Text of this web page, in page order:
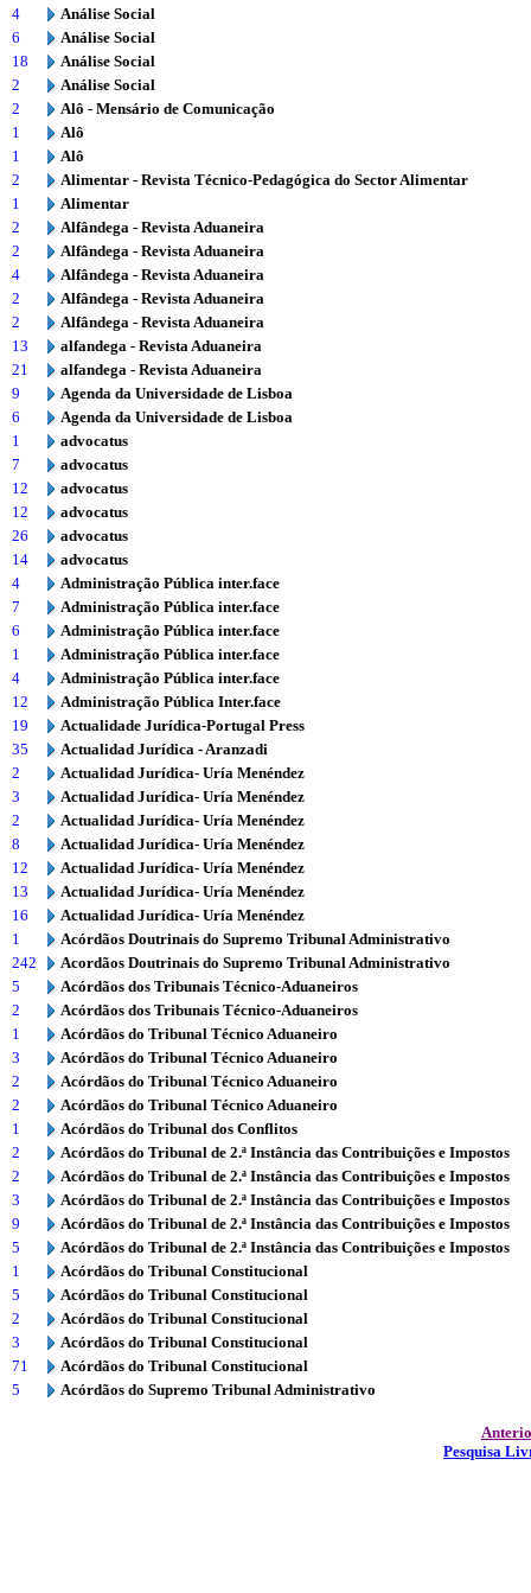
4
Análise Social
6
Análise Social
18
Análise Social
2
Análise Social
2
Alô - Mensário de Comunicação
1
Alô
1
Alô
2
Alimentar - Revista Técnico-Pedagógica do Sector Alimentar
1
Alimentar
2
Alfândega - Revista Aduaneira
2
Alfândega - Revista Aduaneira
4
Alfândega - Revista Aduaneira
2
Alfândega - Revista Aduaneira
2
Alfândega - Revista Aduaneira
13
alfandega - Revista Aduaneira
21
alfandega - Revista Aduaneira
9
Agenda da Universidade de Lisboa
6
Agenda da Universidade de Lisboa
1
advocatus
7
advocatus
12
advocatus
12
advocatus
26
advocatus
14
advocatus
4
Administração Pública inter.face
7
Administração Pública inter.face
6
Administração Pública inter.face
1
Administração Pública inter.face
4
Administração Pública inter.face
12
Administração Pública Inter.face
19
Actualidade Jurídica-Portugal Press
35
Actualidad Jurídica - Aranzadi
2
Actualidad Jurídica- Uría Menéndez
3
Actualidad Jurídica- Uría Menéndez
2
Actualidad Jurídica- Uría Menéndez
8
Actualidad Jurídica- Uría Menéndez
12
Actualidad Jurídica- Uría Menéndez
13
Actualidad Jurídica- Uría Menéndez
16
Actualidad Jurídica- Uría Menéndez
1
Acórdãos Doutrinais do Supremo Tribunal Administrativo
242
Acordãos Doutrinais do Supremo Tribunal Administrativo
5
Acórdãos dos Tribunais Técnico-Aduaneiros
2
Acórdãos dos Tribunais Técnico-Aduaneiros
1
Acórdãos do Tribunal Técnico Aduaneiro
3
Acórdãos do Tribunal Técnico Aduaneiro
2
Acórdãos do Tribunal Técnico Aduaneiro
2
Acórdãos do Tribunal Técnico Aduaneiro
1
Acórdãos do Tribunal dos Conflitos
2
Acórdãos do Tribunal de 2.ª Instância das Contribuições e Impostos
2
Acórdãos do Tribunal de 2.ª Instância das Contribuições e Impostos
3
Acórdãos do Tribunal de 2.ª Instância das Contribuições e Impostos
9
Acórdãos do Tribunal de 2.ª Instância das Contribuições e Impostos
5
Acórdãos do Tribunal de 2.ª Instância das Contribuições e Impostos
1
Acórdãos do Tribunal Constitucional
5
Acórdãos do Tribunal Constitucional
2
Acórdãos do Tribunal Constitucional
3
Acórdãos do Tribunal Constitucional
71
Acórdãos do Tribunal Constitucional
5
Acórdãos do Supremo Tribunal Administrativo
Pesquisa